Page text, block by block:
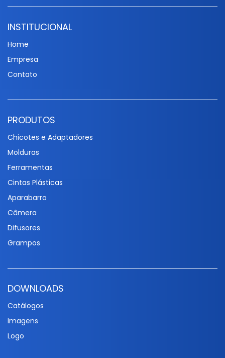
INSTITUCIONAL
Home
Empresa
Contato
PRODUTOS
Chicotes e Adaptadores
Molduras
Ferramentas
Cintas Plásticas
Aparabarro
Câmera
Difusores
Grampos
DOWNLOADS
Catálogos
Imagens
Logo